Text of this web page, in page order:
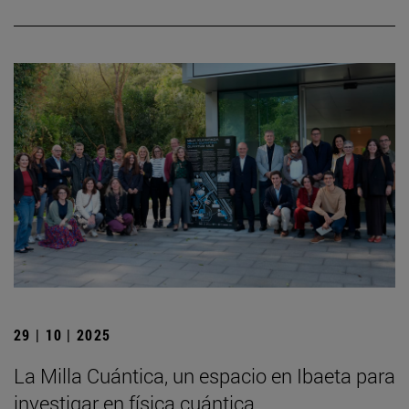
29 | 10 | 2025
La Milla Cuántica, un espacio en Ibaeta para
investigar en física cuántica